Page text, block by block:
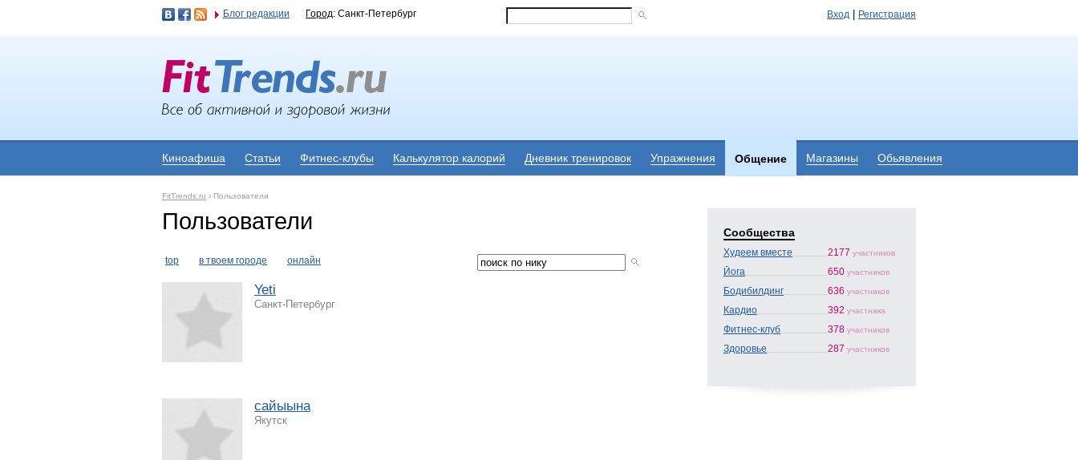
Блог редакции Город: Санкт-Петербург Вход Регистрация
Киноафиша Статьи Фитнес-клубы Калькулятор калорий Дневник тренировок Упражнения Общение Магазины Обьявления
FitTrends.ru › Пользователи
Пользователи
top в твоем городе онлайн
Yeti
Санкт-Петербург
сайыына
Якутск
Сообщества
Худеем вместе 2177 участников
Йога 650 участников
Бодибилдинг 636 участников
Кардио 392 участника
Фитнес-клуб 378 участников
Здоровье 287 участников